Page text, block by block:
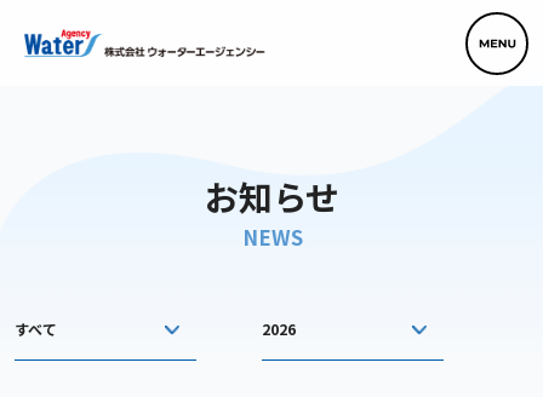
お知らせ
NEWS
すべて 2026